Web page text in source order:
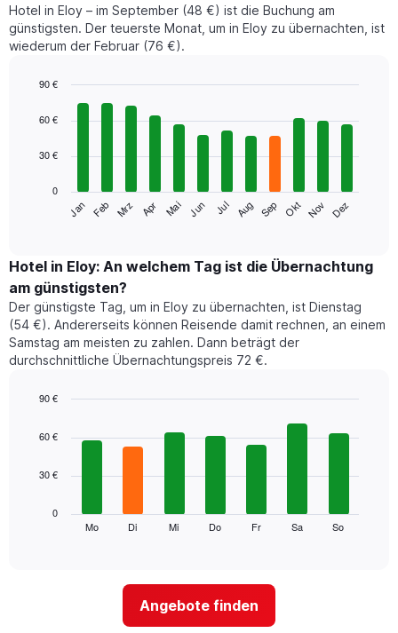
Hotel in Eloy – im September (48 €) ist die Buchung am
günstigsten. Der teuerste Monat, um in Eloy zu übernachten, ist
wiederum der Februar (76 €).
chart
bars.
Das
folgende
den
durchschnittlichen
Zimmerpreis
im
jeweiligen
Monat
an.
Diagramm
die
Monate
graphic.
Jan Feb Mrz Apr Mai Jun Jul Aug Sep Okt Nov Dez
0
30 €
60 €
90 €
Hotel in Eloy: An welchem Tag ist die Übernachtung
am günstigsten?
Der günstigste Tag, um in Eloy zu übernachten, ist Dienstag
(54 €). Andererseits können Reisende damit rechnen, an einem
Samstag am meisten zu zahlen. Dann beträgt der
durchschnittliche Übernachtungspreis 72 €.
chart
bars.
Das
folgende
durchschnittlichen
Mo Di Mi Do Fr Sa So
0
30 €
60 €
90 €
Angebote finden